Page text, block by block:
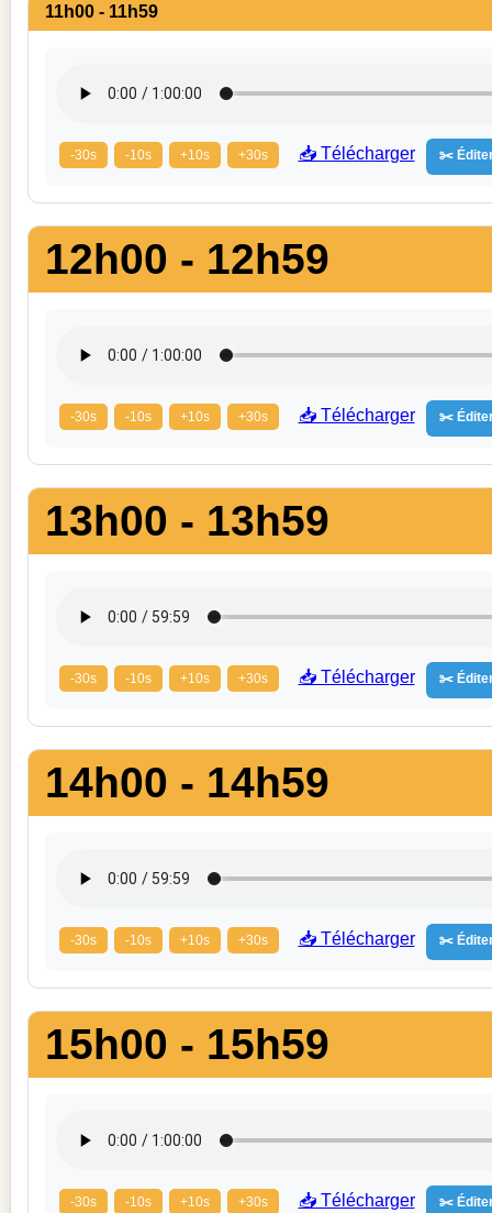
11h00 - 11h59
-30s -10s +10s +30s 📥 Télécharger ✂️
12h00 - 12h59
-30s -10s +10s +30s 📥 Télécharger ✂️
13h00 - 13h59
-30s -10s +10s +30s 📥 Télécharger ✂️
14h00 - 14h59
-30s -10s +10s +30s 📥 Télécharger ✂️
15h00 - 15h59
-30s -10s +10s +30s 📥 Télécharger ✂️